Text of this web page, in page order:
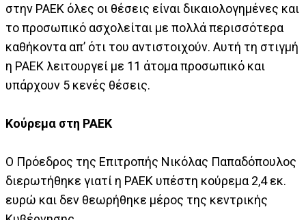
στην ΡΑΕΚ όλες οι θέσεις είναι δικαιολογημένες και
το προσωπικό ασχολείται με πολλά περισσότερα
καθήκοντα απ’ ότι του αντιστοιχούν. Αυτή τη στιγμή
η ΡΑΕΚ λειτουργεί με 11 άτομα προσωπικό και
υπάρχουν 5 κενές θέσεις.
Κούρεμα στη ΡΑΕΚ
Ο Πρόεδρος της Επιτροπής Νικόλας Παπαδόπουλος
διερωτήθηκε γιατί η ΡΑΕΚ υπέστη κούρεμα 2,4 εκ.
ευρώ και δεν θεωρήθηκε μέρος της κεντρικής